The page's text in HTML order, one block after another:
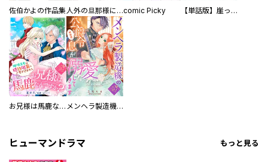
佐伯かよの作品集 人外の旦那様に娶られ毎晩ナカまで愛される…。アンソロジーcomic Picky 【単話版】崖っぷち令嬢ですが、意地と策略で幸せになります！シリーズ
お兄様は馬鹿なんですか？～地味王女は婚約破棄に巻き込まれる～ メンヘラ製造機の公爵令息（過保護）が溺愛してきます
ヒューマンドラマ もっと見る